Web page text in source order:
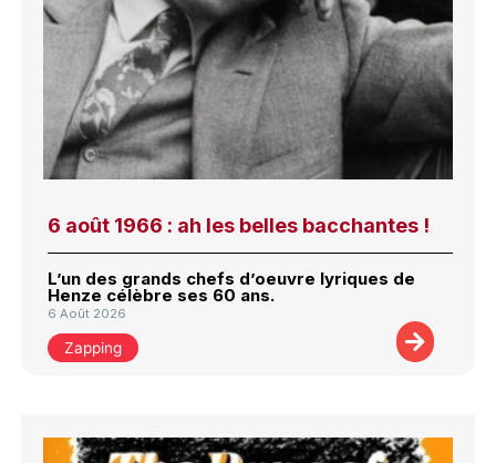
6 août 1966 : ah les belles bacchantes !
L’un des grands chefs d’oeuvre lyriques de
Henze célèbre ses 60 ans.
6 Août 2026
Zapping